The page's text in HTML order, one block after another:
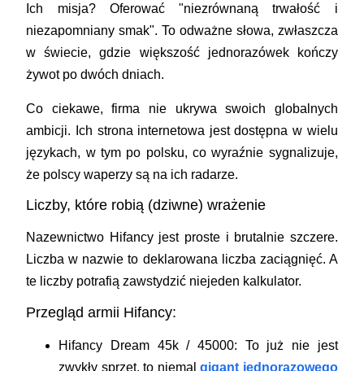
Ich misja? Oferować "niezrównaną trwałość i
niezapomniany smak". To odważne słowa, zwłaszcza
w świecie, gdzie większość jednorazówek kończy
żywot po dwóch dniach.
Co ciekawe, firma nie ukrywa swoich globalnych
ambicji. Ich strona internetowa jest dostępna w wielu
językach, w tym po polsku, co wyraźnie sygnalizuje,
że polscy waperzy są na ich radarze.
Liczby, które robią (dziwne) wrażenie
Nazewnictwo Hifancy jest proste i brutalnie szczere.
Liczba w nazwie to deklarowana liczba zaciągnięć. A
te liczby potrafią zawstydzić niejeden kalkulator.
Przegląd armii Hifancy:
Hifancy Dream 45k / 45000: To już nie jest
zwykły sprzęt, to niemalgigant jednorazowego